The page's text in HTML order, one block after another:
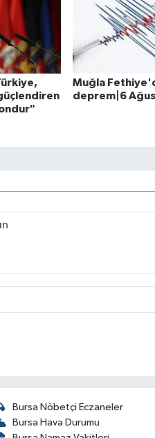
Muğla
deprem|6
Bursa Nöbetçi Eczaneler
Bursa Hava Durumu